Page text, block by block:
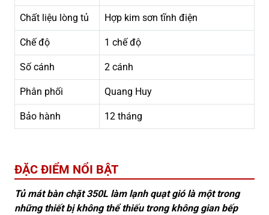
Chất liệu lòng tủ Hợp kim sơn tĩnh điện
Chế độ 1 chế độ
Số cánh 2 cánh
Phân phối Quang Huy
Bảo hành 12 tháng
ĐẶC ĐIỂM NỔI BẬT
Tủ mát bàn chặt 350L làm lạnh quạt gió là một trong
những thiết bị không thể thiếu trong không gian bếp